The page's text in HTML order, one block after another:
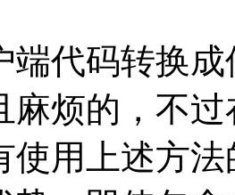
端代码转换
麻烦的，不
使用上述方法